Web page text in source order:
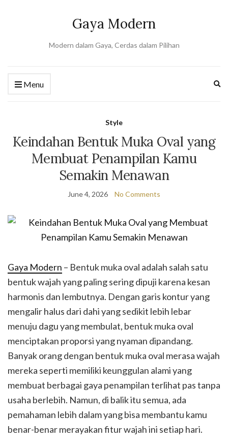
Gaya Modern
Modern dalam Gaya, Cerdas dalam Pilihan
Menu
Style
Keindahan Bentuk Muka Oval yang
Membuat Penampilan Kamu
Semakin Menawan
June 4, 2026 No Comments
Gaya Modern – Bentuk muka oval adalah salah satu
bentuk wajah yang paling sering dipuji karena kesan
harmonis dan lembutnya. Dengan garis kontur yang
mengalir halus dari dahi yang sedikit lebih lebar
menuju dagu yang membulat, bentuk muka oval
menciptakan proporsi yang nyaman dipandang.
Banyak orang dengan bentuk muka oval merasa wajah
mereka seperti memiliki keunggulan alami yang
membuat berbagai gaya penampilan terlihat pas tanpa
usaha berlebih. Namun, di balik itu semua, ada
pemahaman lebih dalam yang bisa membantu kamu
benar-benar merayakan fitur wajah ini setiap hari.